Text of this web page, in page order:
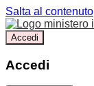
Salta al contenuto
Accedi
Accedi